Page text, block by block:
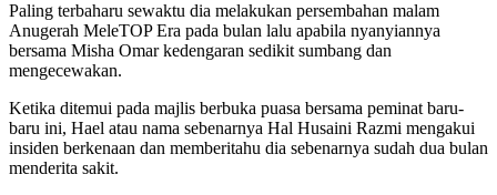
Paling terbaharu sewaktu dia melakukan persembahan malam
Anugerah MeleTOP Era pada bulan lalu apabila nyanyiannya
bersama Misha Omar kedengaran sedikit sumbang dan
mengecewakan.
Ketika ditemui pada majlis berbuka puasa bersama peminat baru-
baru ini, Hael atau nama sebenarnya Hal Husaini Razmi mengakui
insiden berkenaan dan memberitahu dia sebenarnya sudah dua bulan
menderita sakit.